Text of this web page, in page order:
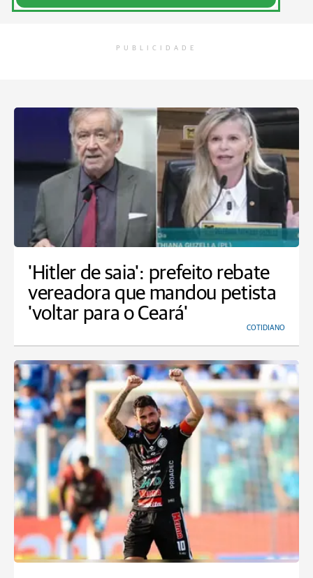
PUBLICIDADE
'Hitler de saia': prefeito rebate
vereadora que mandou petista
'voltar para o Ceará'
COTIDIANO